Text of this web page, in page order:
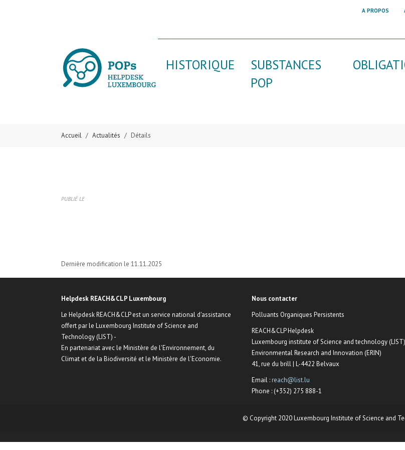
A PROPOS
HISTORIQUE
SUBSTANCES
POP
Accueil Actualités Détails
PUBLIÉ LE
Dernière modification le 11.11.2025
Helpdesk REACH&CLP Luxembourg
Le Helpdesk REACH&CLP est un service national d'assistance
offert par le Luxembourg Institute of Science and
Technology (LIST) -
En partenariat avec le Ministère de l'Environnement, du
Climat et de la Biodiversité et le Ministère de l'Economie.
Nous contacter
Polluants Organiques Persistents
REACH&CLP Helpdesk
Luxembourg institute of Science and technology (LIST)
Environmental Research and Innovation (ERIN)
41, rue du brill | L-4422 Belvaux
Email :reach@list.lu
Phone : (+352) 275 888-1
© Copyright 2020 Luxembourg Institute of Science and